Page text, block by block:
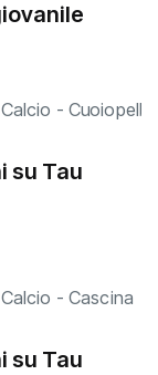
su Tau
su Tau